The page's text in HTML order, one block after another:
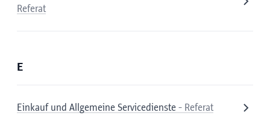
Referat
E
Einkauf und Allgemeine Servicedienste - Referat